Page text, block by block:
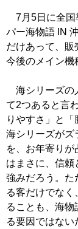
7月5日に全国
パー海物語 IN
だけあって、販
今後のメイン機
海シリーズの
て2つあると言
りやすさ」と「
海シリーズがズ
を、お年寄り
はまさに、信頼
強みだろう。た
る客だけでな
ることも、海
る要因ではない